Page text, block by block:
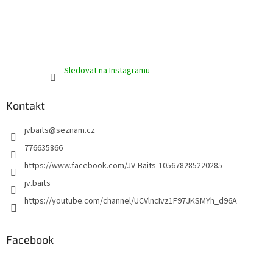
Sledovat na Instagramu
Kontakt
jvbaits@seznam.cz
776635866
https://www.facebook.com/JV-Baits-105678285220285
jv.baits
https://youtube.com/channel/UCVlncIvz1F97JKSMYh_d96A
Facebook